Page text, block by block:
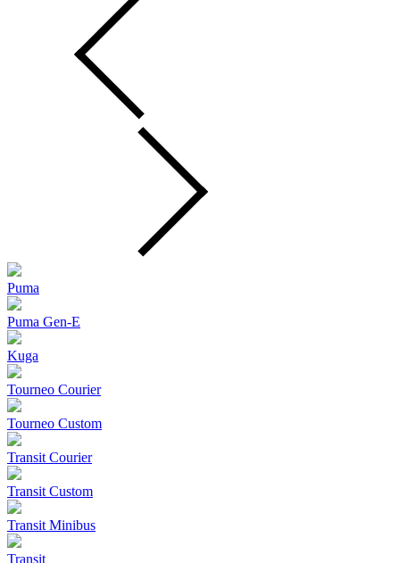
Puma
Puma Gen‑E
Kuga
Tourneo Courier
Tourneo Custom
Transit Courier
Transit Custom
Transit Minibus
Transit